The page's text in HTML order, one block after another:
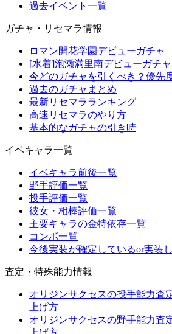
過去イベント一覧
ガチャ・リセマラ情報
ロマン開花学園デビューガチャ
[水着]泡瀬満里南デビューガチャ
今どのガチャを引くべき？優先
過去のガチャまとめ
最新リセマラランキング
高速リセマラのやり方
基本的なガチャの引き時
イベキャラ一覧
イベキャラ前後一覧
野手評価一覧
投手評価一覧
彼女・相棒評価一覧
主要キャラの金特依存一覧
コンボ一覧
今後実装が確定しているor実装
査定・特殊能力情報
オリジンサクセスの投手能力査
上げ方
オリジンサクセスの野手能力査